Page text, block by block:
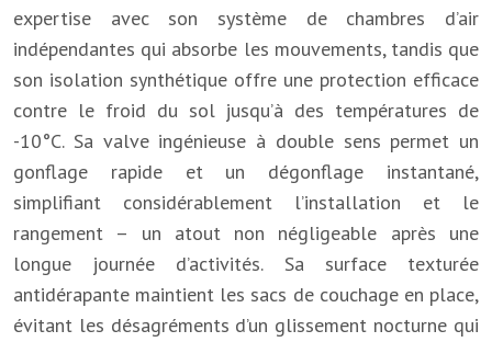
expertise avec son système de chambres d’air
indépendantes qui absorbe les mouvements, tandis que
son isolation synthétique offre une protection efficace
contre le froid du sol jusqu’à des températures de
-10°C. Sa valve ingénieuse à double sens permet un
gonflage rapide et un dégonflage instantané,
simplifiant considérablement l’installation et le
rangement – un atout non négligeable après une
longue journée d’activités. Sa surface texturée
antidérapante maintient les sacs de couchage en place,
évitant les désagréments d’un glissement nocturne qui